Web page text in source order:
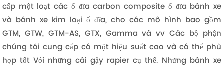
cấp một loạt các ổ đĩa carbon composite ổ đĩa bánh xe
và bánh xe kim loại ổ đĩa, cho các mô hình bao gồm
GTM, GTW, GTM-AS, GTX, Gamma và vv Các bộ phận
chúng tôi cung cấp có một hiệu suất cao và có thể phù
hợp tốt Với những cái gậy rapier cụ thể. Những bánh xe